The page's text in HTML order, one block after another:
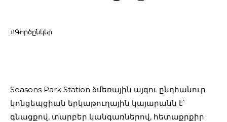
#Գործընկեր
Seasons Park Station ձմեռային այգու ընդհանուր
կոնցեպցիան երկաթուղային կայարանն է՝
գնացքով, տարբեր կանգառներով, հետաքրքիր